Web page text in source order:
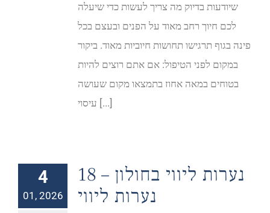
שיודעות בדיוק מה צריך לעשות כדי שיעלה
לכם חיוך רחב מאוד על הפנים ובעצם בכל
פינה בגוף תרגישו תחושות חיוביות מאוד. ביקור
במקום לפני הטיפול: אם אתם רוצים להיות
בטוחים במאה אחוז בתמצאו מקום שעושה
עיסוי [...]
4
01, 2026
נערות ליווי בחולון – 18
נערות ליווי